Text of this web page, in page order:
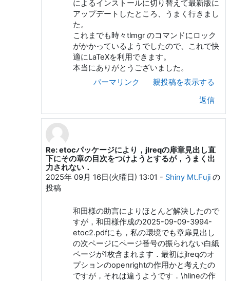
によるインストールに切り替えて最新版に
アップデートしたところ、うまく行きまし
た。
これまでも時々tlmgr のコマンドにロック
がかかっているようでしたので、これで快
適にLaTeXを利用できます。
本当にありがとうございました。
パーマリンク
親投稿を表示する
返信
和田 勇 への返信
Re: etocパッケージにより，jlreqの扉章見出し直
下にその章の目次をつけようとするが，うまく出
力されない．
2025年 09月 16日(火曜日) 13:01 - Shiny Mt.Fuji の
投稿
和田様の助言によりほとんど解決したので
すが，和田様作成の2025-09-09-3994-
etoc2.pdfにも，私の環境でも章扉見出し
の次ページにページ番号の振られない白紙
ページが1枚含まれます．最初はjlreqのオ
プションのopenrightの作用かと考えたの
ですが，それは違うようです．\hlineの作